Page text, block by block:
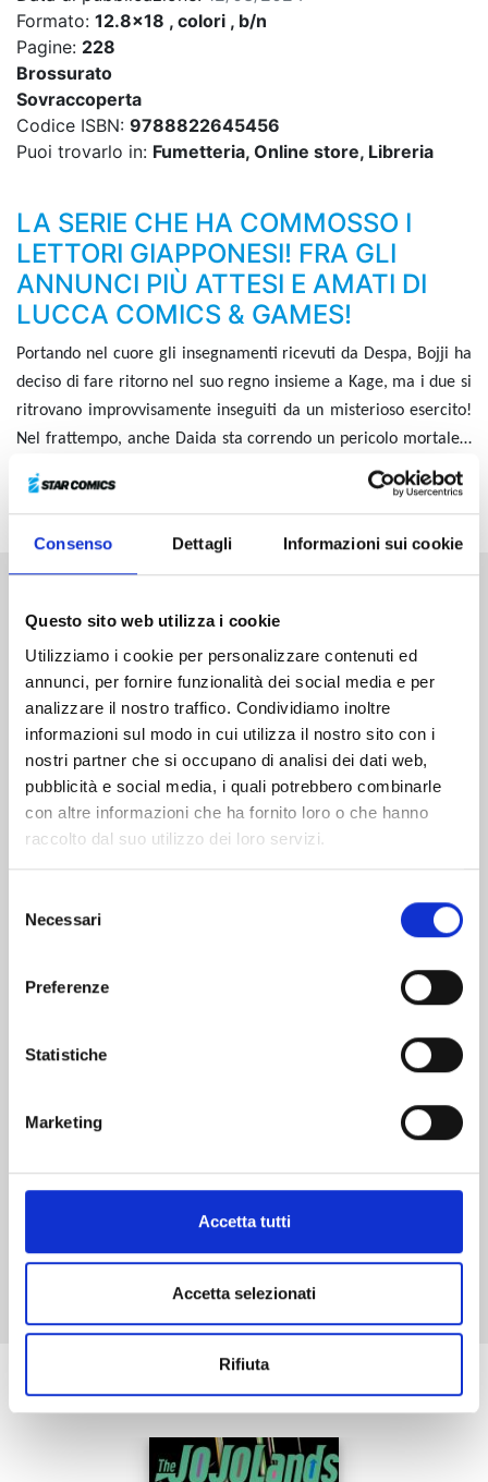
Consenso Dettagli Informazioni sui cookie
Questo sito web utilizza i cookie
Utilizziamo i cookie per personalizzare contenuti ed
annunci, per fornire funzionalità dei social media e per
analizzare il nostro traffico. Condividiamo inoltre
informazioni sul modo in cui utilizza il nostro sito con i
nostri partner che si occupano di analisi dei dati web,
pubblicità e social media, i quali potrebbero combinarle
con altre informazioni che ha fornito loro o che hanno
raccolto dal suo utilizzo dei loro servizi.
delNecessari
Preferenze
Statistiche
Marketing
Accetta tutti
Accetta selezionati
Rifiuta
Formato: 12.8x18 , colori , b/n
Pagine: 228
Brossurato
Sovraccoperta
Codice ISBN: 9788822645456
Puoi trovarlo in: Fumetteria, Online store, Libreria
LA SERIE CHE HA COMMOSSO I
LETTORI GIAPPONESI! FRA GLI
ANNUNCI PIÙ ATTESI E AMATI DI
LUCCA COMICS & GAMES!
Portando nel cuore gli insegnamenti ricevuti da Despa, Bojji ha
deciso di fare ritorno nel suo regno insieme a Kage, ma i due si
ritrovano improvvisamente inseguiti da un misterioso esercito!
Nel frattempo, anche Daida sta correndo un pericolo mortale…
Quali saranno le intenzioni di Miranjo?! E riuscirà Bojji a
salvare sua madre?!
Altri volumi della serie
Mostra tutto
Se ti è piaciuto prova anche: